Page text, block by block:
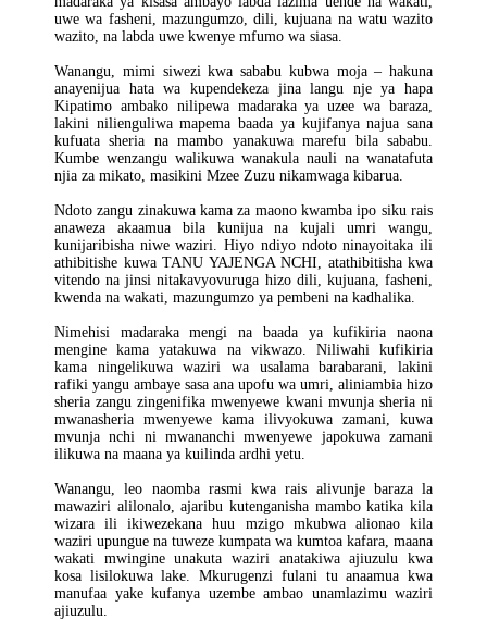
uwe wa fasheni, mazungumzo, dili, kujuana na watu wazito
wazito, na labda uwe kwenye mfumo wa siasa.
Wanangu, mimi siwezi kwa sababu kubwa moja – hakuna
anayenijua hata wa kupendekeza jina langu nje ya hapa
Kipatimo ambako nilipewa madaraka ya uzee wa baraza,
lakini nilienguliwa mapema baada ya kujifanya najua sana
kufuata sheria na mambo yanakuwa marefu bila sababu.
Kumbe wenzangu walikuwa wanakula nauli na wanatafuta
njia za mikato, masikini Mzee Zuzu nikamwaga kibarua.
Ndoto zangu zinakuwa kama za maono kwamba ipo siku rais
anaweza akaamua bila kunijua na kujali umri wangu,
kunijaribisha niwe waziri. Hiyo ndiyo ndoto ninayoitaka ili
athibitishe kuwa TANU YAJENGA NCHI, atathibitisha kwa
vitendo na jinsi nitakavyovuruga hizo dili, kujuana, fasheni,
kwenda na wakati, mazungumzo ya pembeni na kadhalika.
Nimehisi madaraka mengi na baada ya kufikiria naona
mengine kama yatakuwa na vikwazo. Niliwahi kufikiria
kama ningelikuwa waziri wa usalama barabarani, lakini
rafiki yangu ambaye sasa ana upofu wa umri, aliniambia hizo
sheria zangu zingenifika mwenyewe kwani mvunja sheria ni
mwanasheria mwenyewe kama ilivyokuwa zamani, kuwa
mvunja nchi ni mwananchi mwenyewe japokuwa zamani
ilikuwa na maana ya kuilinda ardhi yetu.
Wanangu, leo naomba rasmi kwa rais alivunje baraza la
mawaziri alilonalo, ajaribu kutenganisha mambo katika kila
wizara ili ikiwezekana huu mzigo mkubwa alionao kila
waziri upungue na tuweze kumpata wa kumtoa kafara, maana
wakati mwingine unakuta waziri anatakiwa ajiuzulu kwa
kosa lisilokuwa lake. Mkurugenzi fulani tu anaamua kwa
manufaa yake kufanya uzembe ambao unamlazimu waziri
ajiuzulu.